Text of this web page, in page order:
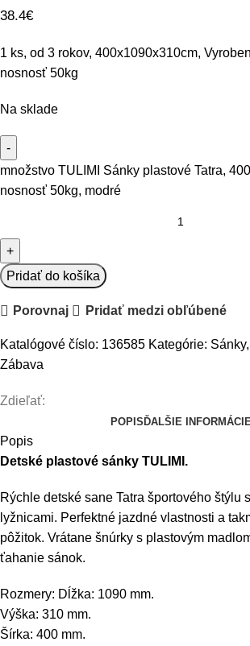
38.4€
1 ks, od 3 rokov, 400x1090x310cm,
nosnosť 50kg
Na sklade
množstvo TULIMI Sánky plastové Tatra,
nosnosť 50kg, modré
Pridať do košíka
Porovnaj Pridať medzi obľúbené
Katalógové číslo: 136585 Kategórie:
Zábava
Zdieľať:
POPIS ĎALŠIE INFORMÁCIE
Popis
Detské plastové sánky TULIMI.
Rýchle detské sane Tatra športového štýlu
lyžnicami. Perfektné jazdné vlastnosti a
pôžitok. Vrátane šnúrky s plastovým
ťahanie sánok.
Rozmery: Dĺžka: 1090 mm.
Výška: 310 mm.
Šírka: 400 mm.